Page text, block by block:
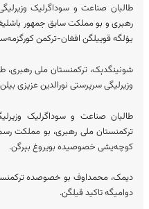
طالبان صناعت و سوداگرلیک
رهبری و بو مملکت سابق جمهور
یۉلگه قوییلگن افغان-ترکمن
شونینگدېک، ترکمنستان ملی
وزیرلیگی سرپرستی نورالدین عزیزی
طالبان صناعت و سوداگرلیک
ترکمنستان ملی رهبری، بو مملکت
کوچه‌یشی خصوصیده بویروغ بېرگن.
دیمک، محمداوف بو خصوصده
دوامیگه تاکید قیلگن.